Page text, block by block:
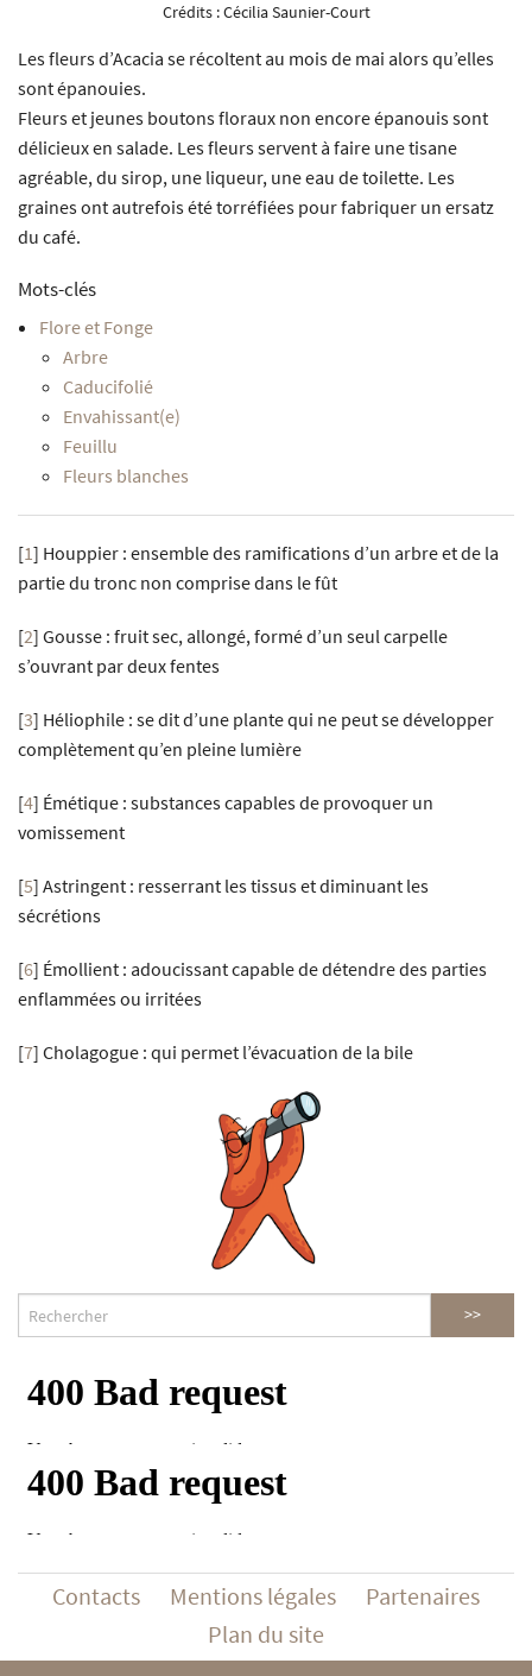
Crédits :Cécilia Saunier-Court
Les fleurs d’Acacia se récoltent au mois de mai alors qu’elles
sont épanouies.
Fleurs et jeunes boutons floraux non encore épanouis sont
délicieux en salade. Les fleurs servent à faire une tisane
agréable, du sirop, une liqueur, une eau de toilette. Les
graines ont autrefois été torréfiées pour fabriquer un ersatz
du café.
Mots-clés
Flore et Fonge
Arbre
Caducifolié
Envahissant(e)
Feuillu
Fleurs blanches
[1] Houppier : ensemble des ramifications d’un arbre et de la
partie du tronc non comprise dans le fût
[2] Gousse : fruit sec, allongé, formé d’un seul carpelle
s’ouvrant par deux fentes
[3] Héliophile : se dit d’une plante qui ne peut se développer
complètement qu’en pleine lumière
[4] Émétique : substances capables de provoquer un
vomissement
[5] Astringent : resserrant les tissus et diminuant les
sécrétions
[6] Émollient : adoucissant capable de détendre des parties
enflammées ou irritées
[7] Cholagogue : qui permet l’évacuation de la bile
Contacts Mentions légales
Partenaires
Plan du site